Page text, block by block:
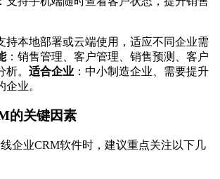
持本地部署或云端使用，适应不同企业需
：销售管理、客户管理、销售预测、客户
。 适合企业 ：中小制造企业、需要提升
业。
的关键因素
企业CRM软件时，建议重点关注以下几